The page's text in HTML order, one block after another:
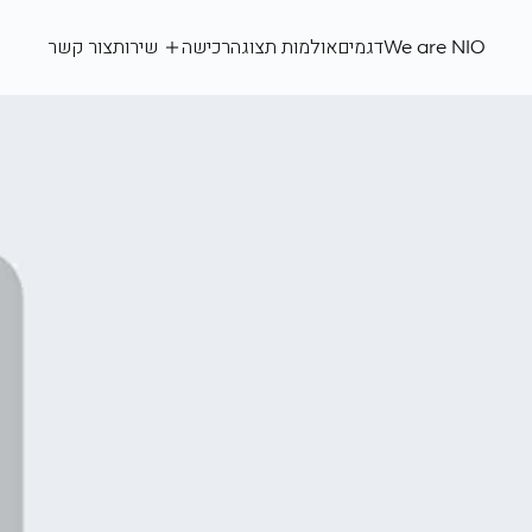
We are NIOדגמיםאולמות תצוגהרכישה שירותצור קשר are
NIO